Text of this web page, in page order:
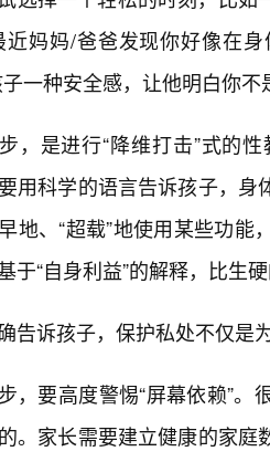
近妈妈/爸爸发现你好像在
子一种安全感，让他明白你
，是进行“降维打击”式的
用科学的语言告诉孩子，
地、“超载”地使用某些功
于“自身利益”的解释，比生
告诉孩子，保护私处不仅是
，要高度警惕“屏幕依赖”
。家长需要建立健康的家